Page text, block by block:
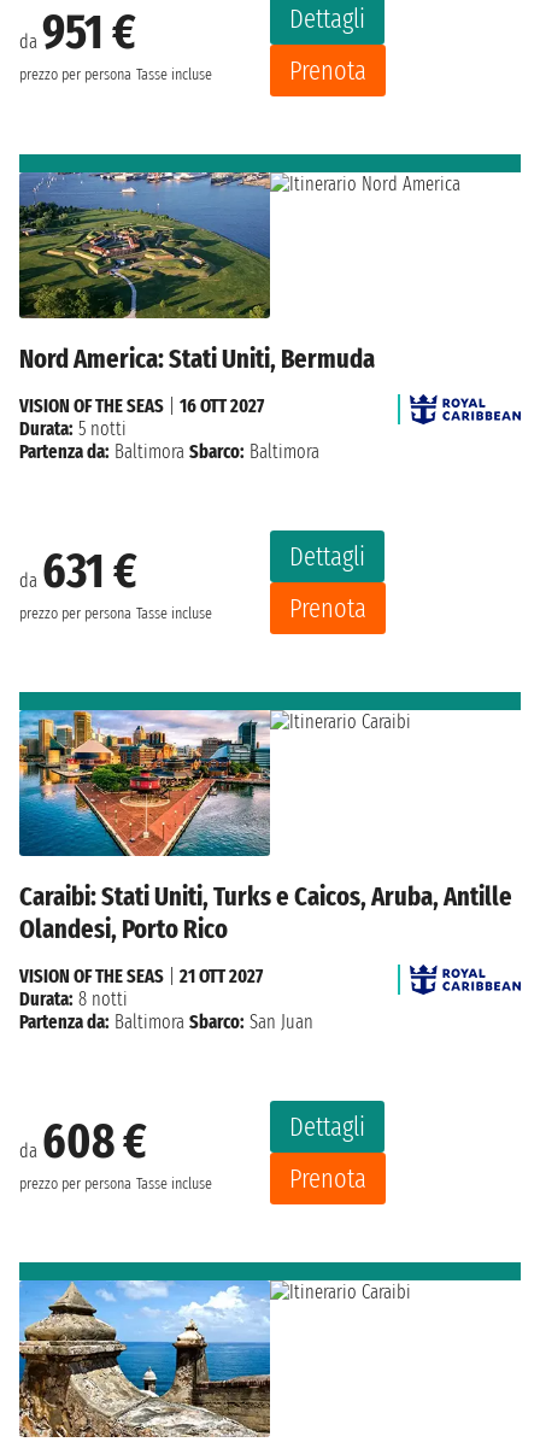
da 951 €
prezzo per persona Tasse incluse
Dettagli
Prenota
Nord America: Stati Uniti, Bermuda
da 631 €
prezzo per persona Tasse incluse
Dettagli
Prenota
VISION OF THE SEAS
16 OTT 2027
Durata: 5 notti
Partenza da: Baltimora Sbarco: Baltimora
Caraibi: Stati Uniti, Turks e Caicos, Aruba, Antille
Olandesi, Porto Rico
da 608 €
prezzo per persona Tasse incluse
Dettagli
Prenota
VISION OF THE SEAS
21 OTT 2027
Durata: 8 notti
Partenza da: Baltimora Sbarco: San Juan